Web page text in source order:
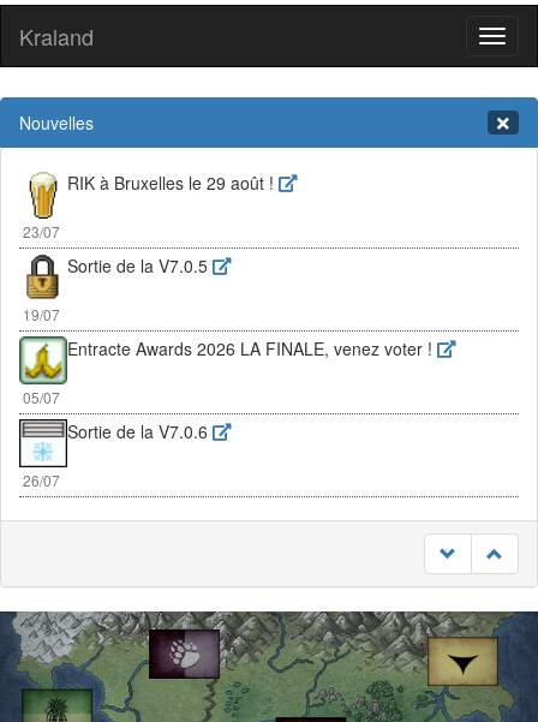
Kraland
Nouvelles
23/07
RIK à Bruxelles le 29 août !
19/07
Sortie de la V7.0.5
05/07
Entracte Awards 2026 LA FINALE, venez voter !
26/07
Sortie de la V7.0.6
Previous